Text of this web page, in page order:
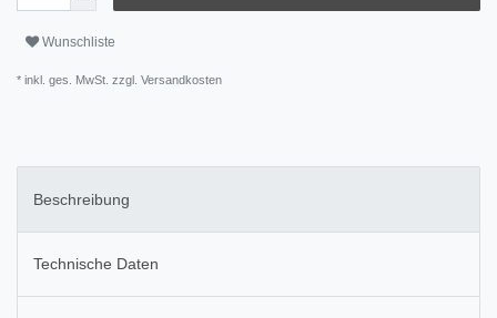
Wunschliste
* inkl. ges. MwSt. zzgl. Versandkosten
Beschreibung
Technische Daten